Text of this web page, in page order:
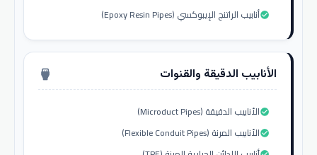
أنابيب الراتنج الإيبوكسي (Epoxy Resin Pipes)check_circle
الأنابيب الدقيقة والقنوات settings_input_hdmi
الأنابيب الدقيقة (Microduct Pipes)check_circle
الأنابيب المرنة (Flexible Conduit Pipes)check_circle